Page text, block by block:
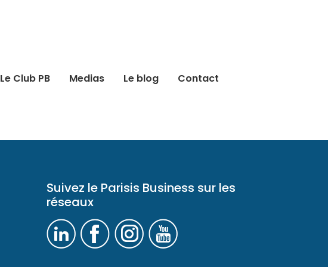
Le Club PB Medias Le blog Contact
Suivez le Parisis Business sur les
réseaux